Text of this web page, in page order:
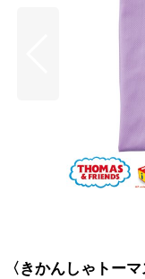
〈きかんしゃトー